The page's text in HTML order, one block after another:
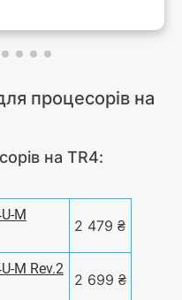
процесорів на
на TR4:
M
2 479 ₴
M Rev.2
2 699 ₴